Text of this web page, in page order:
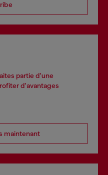
partie d'une
d'avantages
maintenant